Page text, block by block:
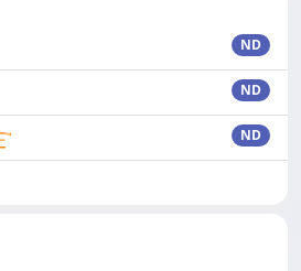
ND
ND
ND